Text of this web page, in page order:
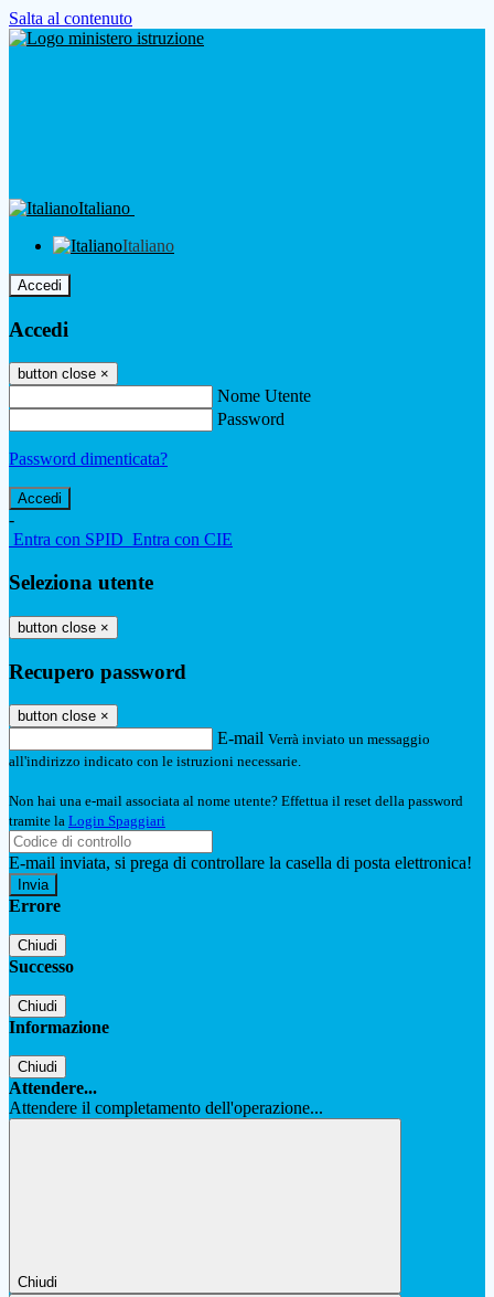
Salta al contenuto
Italiano
Italiano
Accedi
Accedi
button close ×
Nome Utente
Password
Password dimenticata?
-
Entra con SPID Entra con CIE
Seleziona utente
button close ×
Recupero password
button close ×
E-mail Verrà inviato un messaggio
all'indirizzo indicato con le istruzioni necessarie.
Non hai una e-mail associata al nome utente? Effettua il reset della password
tramite la Login Spaggiari
E-mail inviata, si prega di controllare la casella di posta elettronica!
Errore
Chiudi
Successo
Chiudi
Informazione
Chiudi
Attendere...
Attendere il completamento dell'operazione...
Chiudi